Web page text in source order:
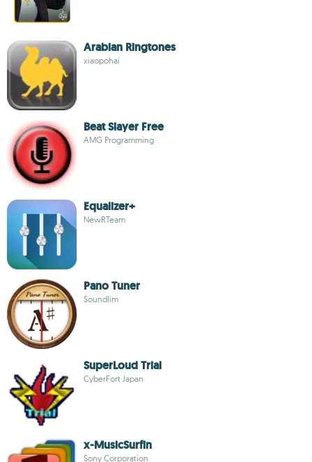
Arabian Ringtones
xiaopohai
Beat Slayer Free
AMG Programming
Equalizer+
NewRTeam
Pano Tuner
Soundlim
SuperLoud Trial
CyberFort Japan
x-MusicSurfin
Sony Corporation